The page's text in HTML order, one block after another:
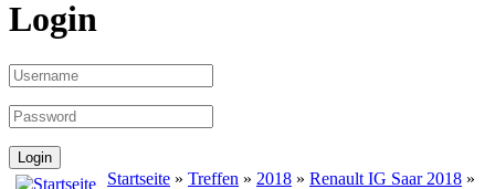
Login
Startseite » Treffen » 2018 » Renault IG Saar 2018 »